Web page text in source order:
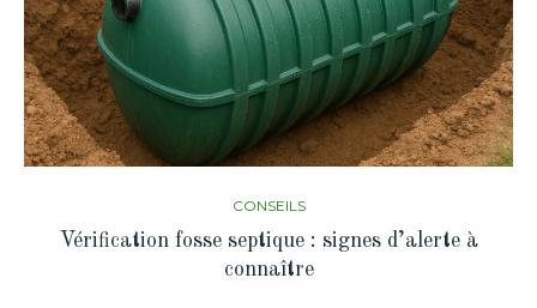
CONSEILS
Vérification fosse septique : signes d’alerte à
connaître